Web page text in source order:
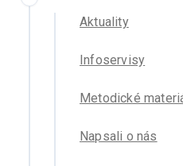
Aktuality
Infoservisy
Metodické
Napsali o nás